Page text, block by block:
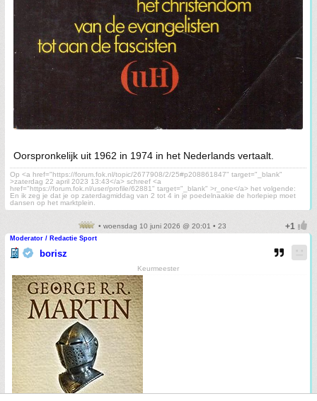
Oorspronkelijk uit 1962 in 1974 in het Nederlands vertaalt.
Op <a href="https://forum.fok.nl/topic/2677908/2/25#p208861847" target="_blank"
>zaterdag 22 april 2023 13:43</a> schreef <a
href="https://forum.fok.nl/user/profile/62881" target="_blank" >r_one</a> het volgende:
En ik zeg je dat je op zaterdagmiddag van 2 tot 4 in je poedelnaakie de horlepiep moet
dansen op het marktplein.
• woensdag 10 juni 2026 @ 20:01 • 23
Moderator / Redactie Sport
borisz
Keurmeester